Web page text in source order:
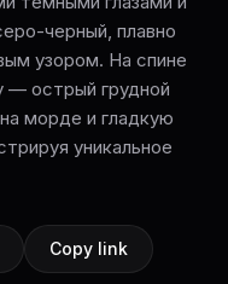
черный, плавно
узором. На спине
— острый грудной
морде и гладкую
уникальное
Copy link